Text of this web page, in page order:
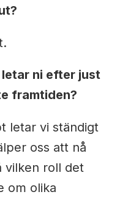
ni efter just
framtiden?
letar vi ständigt
oss att nå
vilken roll det
om olika